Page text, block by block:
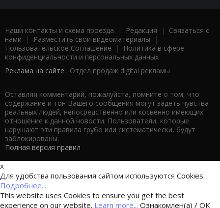
Наши контакты и схема проезда | Редакция | Связаться с
нами | Разместить свои видеоматериалы |
Пользовательское Соглашение |
Политика в сфере
конфиденциальности и персональных данных
Реклама на сайте: Отдел продаж digital рекламы
Оставляя комментарий, пожалуйста, помните о том, что
содержание и тон Вашего сообщения могут задеть чувства
реальных людей, непосредственно или косвенно имеющих
отношение к данной новости. Пользователи, которые
нарушают эти правила грубо или систематически, будут
заблокированы.
Полная версия правил
x
Для удобства пользования сайтом используются Cookies.
Подробнее...
This website uses Cookies to ensure you get the best
experience on our website. Learn more... Ознакомлен(а) / OK